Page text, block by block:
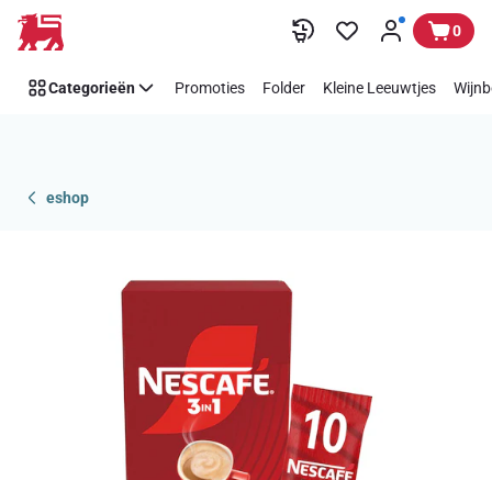
Overslaan 0
Categorieën Promoties Folder Kleine Leeuwtjes
eshop